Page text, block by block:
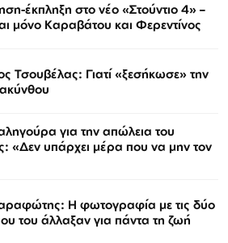
έκπληξη στο νέο «Στούντιο 4» –
μόνο Καραβάτου και Φερεντίνος
Τσουβέλας: Γιατί «ξεσήκωσε» την
για την απώλεια του
«Δεν υπάρχει μέρα που να μην τον
Η φωτογραφία με τις δύο
του άλλαξαν για πάντα τη ζωή